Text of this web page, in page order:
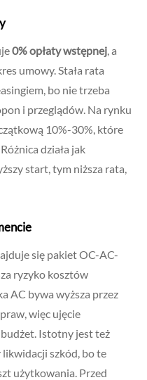
0% opłaty wstępnej , a
umowy. Stała rata
bo nie trzeba
i przeglądów. Na rynku
10%-30%, które
działa jak
start, tym niższa rata,
się pakiet OC-AC-
ryzyko kosztów
AC bywa wyższa przez
więc ujęcie
Istotny jest też
likwidacji szkód, bo te
użytkowania. Przed